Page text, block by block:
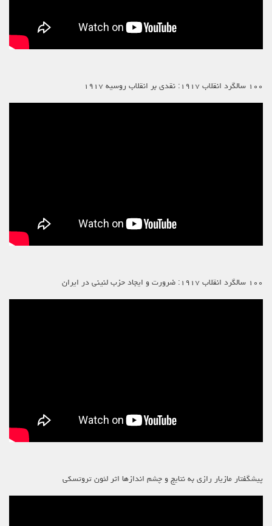
۱۰۰ سالگرد انقلاب ۱۹۱۷: نقدی بر انقلاب روسیه ۱۹۱۷
۱۰۰ سالگرد انقلاب ۱۹۱۷: ضرورت و ایجاد حزب لنینی در ایران
پیشگفتار مازیار رازی به نتایج و چشم اندازها اثر لئون تروتسکی